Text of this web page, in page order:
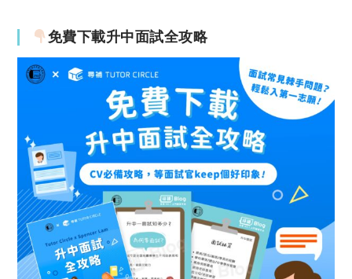
免費下載升中面試全攻略